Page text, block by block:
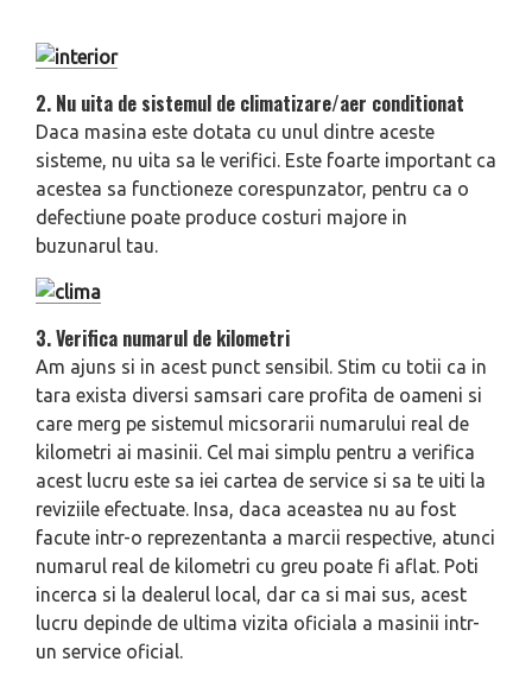
2. Nu uita de sistemul de climatizare/aer conditionat
Daca masina este dotata cu unul dintre aceste
sisteme, nu uita sa le verifici. Este foarte important ca
acestea sa functioneze corespunzator, pentru ca o
defectiune poate produce costuri majore in
buzunarul tau.
3. Verifica numarul de kilometri
Am ajuns si in acest punct sensibil. Stim cu totii ca in
tara exista diversi samsari care profita de oameni si
care merg pe sistemul micsorarii numarului real de
kilometri ai masinii. Cel mai simplu pentru a verifica
acest lucru este sa iei cartea de service si sa te uiti la
reviziile efectuate. Insa, daca aceastea nu au fost
facute intr-o reprezentanta a marcii respective, atunci
numarul real de kilometri cu greu poate fi aflat. Poti
incerca si la dealerul local, dar ca si mai sus, acest
lucru depinde de ultima vizita oficiala a masinii intr-
un service oficial.